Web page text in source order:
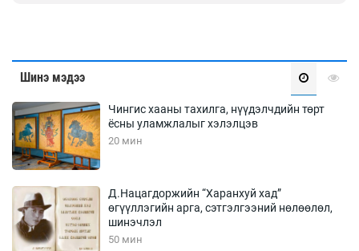
Шинэ мэдээ
Чингис хааны тахилга, нүүдэлчдийн төрт
ёсны уламжлалыг хэлэлцэв
20 мин
Д.Нацагдоржийн “Харанхуй хад”
өгүүллэгийн арга, сэтгэлгээний нөлөөлөл,
шинэчлэл
50 мин